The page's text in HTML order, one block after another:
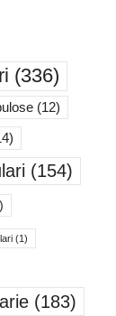
(336)
(12)
(154)
(1)
(183)